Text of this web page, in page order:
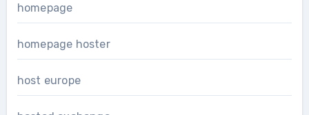
homepage
homepage hoster
host europe